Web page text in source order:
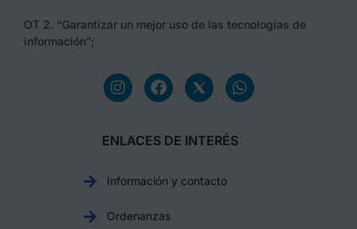
OT 2. “Garantizar un mejor uso de las tecnologías de
información”;
ENLACES DE INTERÉS
Información y contacto
Ordenanzas